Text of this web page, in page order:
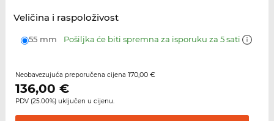
Veličina i raspoloživost
55 mm Pošiljka će biti spremna za isporuku za 5 sati
Neobavezujuća preporučena cijena 170,00 €
136,00 €
PDV (25.00%) uključen u cijenu.